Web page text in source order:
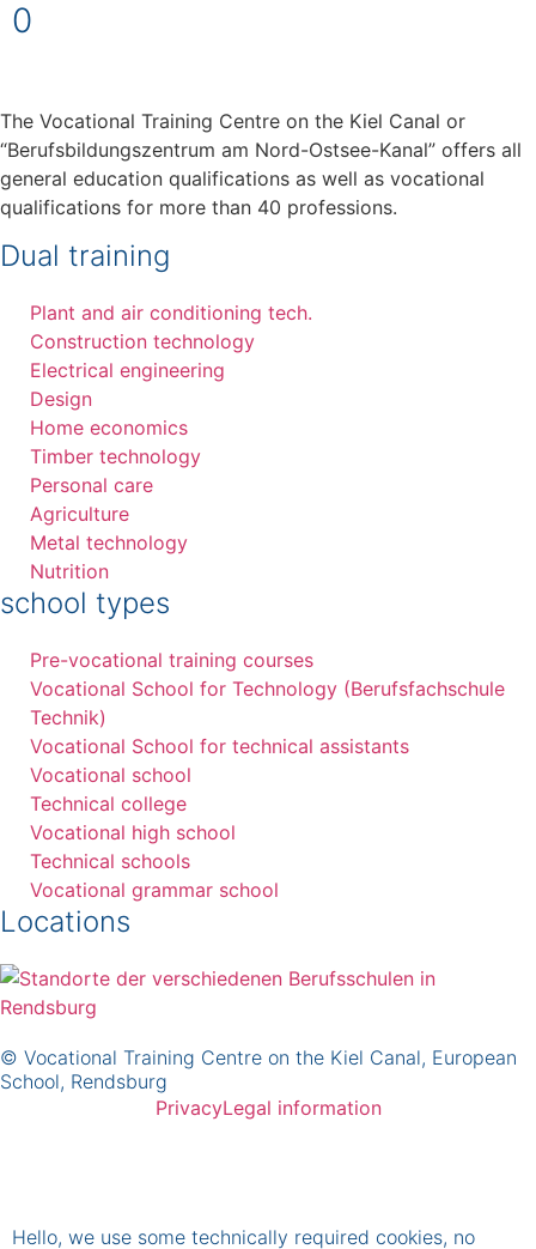
0
The Vocational Training Centre on the Kiel Canal or
“Berufsbildungszentrum am Nord-Ostsee-Kanal” offers all
general education qualifications as well as vocational
qualifications for more than 40 professions.
Dual training
Plant and air conditioning tech.
Construction technology
Electrical engineering
Design
Home economics
Timber technology
Personal care
Agriculture
Metal technology
Nutrition
school types
Pre-vocational training courses
Vocational School for Technology (Berufsfachschule
Technik)
Vocational School for technical assistants
Vocational school
Technical college
Vocational high school
Technical schools
Vocational grammar school
Locations
© Vocational Training Centre on the Kiel Canal, European
School, Rendsburg
PrivacyLegal information
Hello, we use some technically required cookies, no